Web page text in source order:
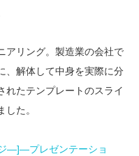
アリング。製造業の会社で
、解体して中身を実際に分
れたテンプレートのスライ
た。
―]―プレゼンテーショ